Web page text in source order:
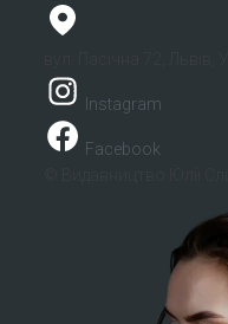
Instagram
Facebook